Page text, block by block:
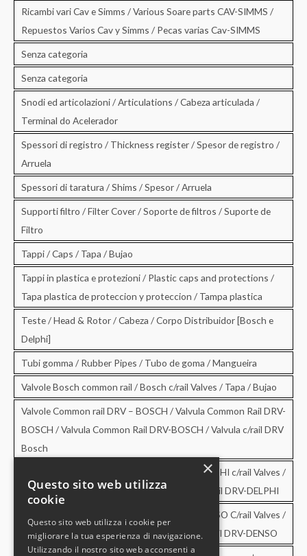
Ricambi vari Cav e Simms / Various Soare parts CAV-SIMMS /
Repuestos Varios Cav y Simms / Pecas varias Cav-SIMMS
Senza categoria
Senza categoria
Snodi ed articolazioni / Articulations / Cabeza articulada /
Terminal do Acelerador
Spessori di registro / Thickness register / Spesor de registro /
Arruela
Spessori di taratura / Shims / Spesor / Arruela
Supporti filtro / Filter Cover / Soporte de filtros / Suporte de
Filtro
Tappi / Caps / Tapa / Bujao
Tappi in plastica e protezioni / Plastic caps and protections /
Tapa plastica de proteccion y proteccion / Tampa plastica
Teste / Head & Rotor / Cabeza / Corpo Distribuidor [Bosch e
Delphi]
Tubi gomma / Rubber Pipes / Tubo de goma / Mangueira
Valvole Bosch common rail / Bosch c/rail Valves / Tapa / Bujao
Valvole Common rail DRV – BOSCH / Valvula Common Rail DRV-
BOSCH / Valvula Common Rail DRV-BOSCH / Valvula c/rail DRV
Bosch
Valvole Common rail DRV – DELPHI / DRV-DELPHI c/rail Valves /
Valvula Common Rail DRV-DELPHI / Valvula c/rail DRV-DELPHI
Valvole Common rail DRV – DENSO / DRV-DENSO C/rail Valves /
Valvula Common Rail DRV-DENSO / Valvula c/rail DRV-DENSO
×
Questo sito web utilizza
cookie
Questo sito web utilizza i cookie per
migliorare la tua esperienza di navigazione.
Utilizzando il nostro sito web acconsenti a